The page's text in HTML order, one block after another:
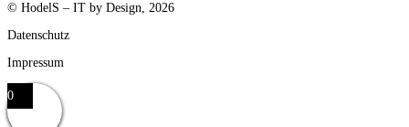
© HodelS – IT by Design, 2026
Datenschutz
Impressum
0